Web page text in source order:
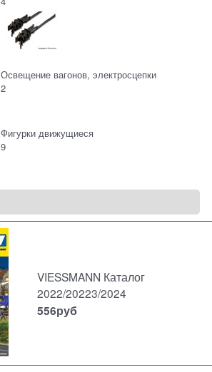
Освещение вагонов, электросцепки
2
Фигурки движущиеся
9
VIESSMANN Каталог
2022/20223/2024
556руб